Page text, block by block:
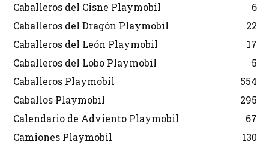
Caballeros del Cisne Playmobil
6
Caballeros del Dragón Playmobil
22
Caballeros del León Playmobil
17
Caballeros del Lobo Playmobil
5
Caballeros Playmobil
554
Caballos Playmobil
295
Calendario de Adviento Playmobil
67
Camiones Playmobil
130